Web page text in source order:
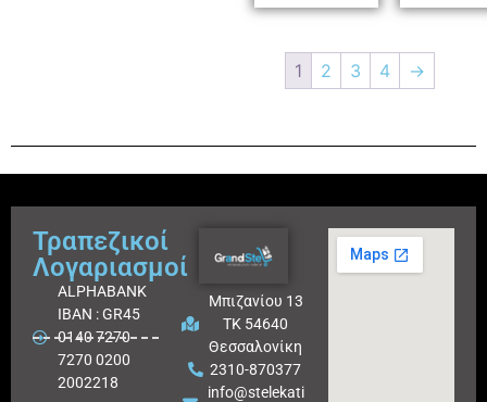
1 2 3 4 →
Τραπεζικοί
Λογαριασμοί
ALPHABANK
IBAN : GR45
0140 7270
7270 0200
2002218
Μπιζανίου 13
ΤΚ 54640
Θεσσαλονίκη
2310-870377
info@stelekati